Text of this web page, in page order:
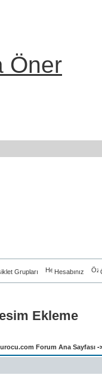
Öner
Grupları Hesabınız
Ekleme
Forum Ana Sayfası -